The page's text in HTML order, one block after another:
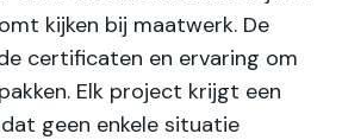
kijken bij maatwerk. De
certificaten en ervaring om
Elk project krijgt een
geen enkele situatie